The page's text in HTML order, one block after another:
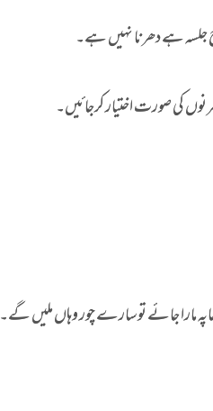
جلسہ ہے دھرنا نہیں ہے۔
مارا جائے تو سارے چور وہاں ملیں گے۔